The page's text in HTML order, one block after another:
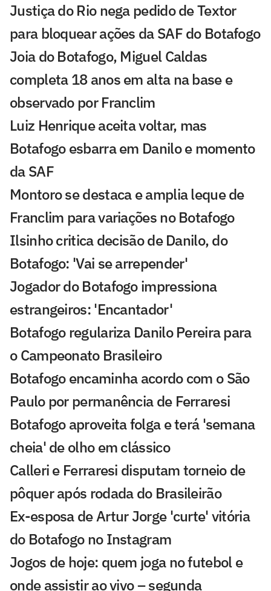
Justiça do Rio nega pedido de Textor
para bloquear ações da SAF do Botafogo
Joia do Botafogo, Miguel Caldas
completa 18 anos em alta na base e
observado por Franclim
Luiz Henrique aceita voltar, mas
Botafogo esbarra em Danilo e momento
da SAF
Montoro se destaca e amplia leque de
Franclim para variações no Botafogo
Ilsinho critica decisão de Danilo, do
Botafogo: 'Vai se arrepender'
Jogador do Botafogo impressiona
estrangeiros: 'Encantador'
Botafogo regulariza Danilo Pereira para
o Campeonato Brasileiro
Botafogo encaminha acordo com o São
Paulo por permanência de Ferraresi
Botafogo aproveita folga e terá 'semana
cheia' de olho em clássico
Calleri e Ferraresi disputam torneio de
pôquer após rodada do Brasileirão
Ex-esposa de Artur Jorge 'curte' vitória
do Botafogo no Instagram
Jogos de hoje: quem joga no futebol e
onde assistir ao vivo – segunda